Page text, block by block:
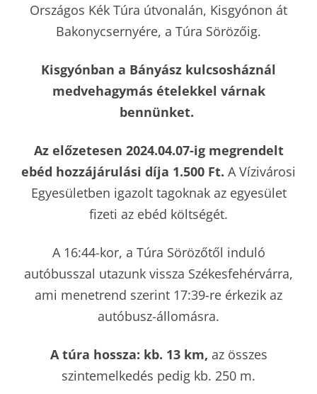
Országos Kék Túra útvonalán, Kisgyónon át
Bakonycsernyére, a Túra Sörözőig.
Kisgyónban a Bányász kulcsosháznál
medvehagymás ételekkel várnak
bennünket.
Az előzetesen 2024.04.07-ig megrendelt
ebéd hozzájárulási díja 1.500 Ft. A Vízivárosi
Egyesületben igazolt tagoknak az egyesület
fizeti az ebéd költségét.
A 16:44-kor, a Túra Sörözőtől induló
autóbusszal utazunk vissza Székesfehérvárra,
ami menetrend szerint 17:39-re érkezik az
autóbusz-állomásra.
A túra hossza: kb. 13 km, az összes
szintemelkedés pedig kb. 250 m.